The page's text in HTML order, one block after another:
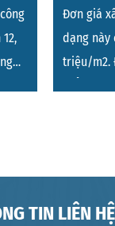
Đơn giá
dạng này
triệu/m2.
TIN LIÊN HỆ